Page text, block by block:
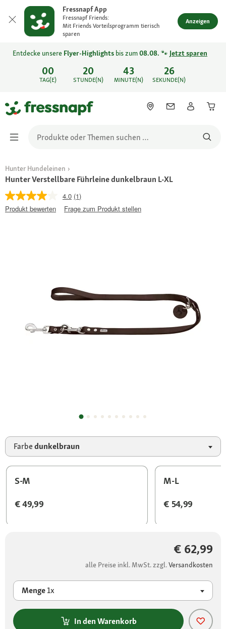
Fressnapf App
Fressnapf Friends:
Mit Friends Vorteilsprogramm tierisch
sparen
Anzeigen
00
TAG(E)
20
STUNDE(N)
43
MINUTE(N)
26
SEKUNDE(N)
Entdecke unsere Flyer-Highlights bis zum08.08. 🐾 Jetzt sparen
Hunter Hundeleinen
Hunter Verstellbare Führleine dunkelbraun L-XL
4.0 (1)
Produkt bewerten
Frage zum Produkt stellen
Farbedunkelbraun
S-M
€ 49,99
M-L
€ 54,99
€ 62,99
alle Preise inkl. MwSt. zzgl.Versandkosten
Menge1x
In den Warenkorb